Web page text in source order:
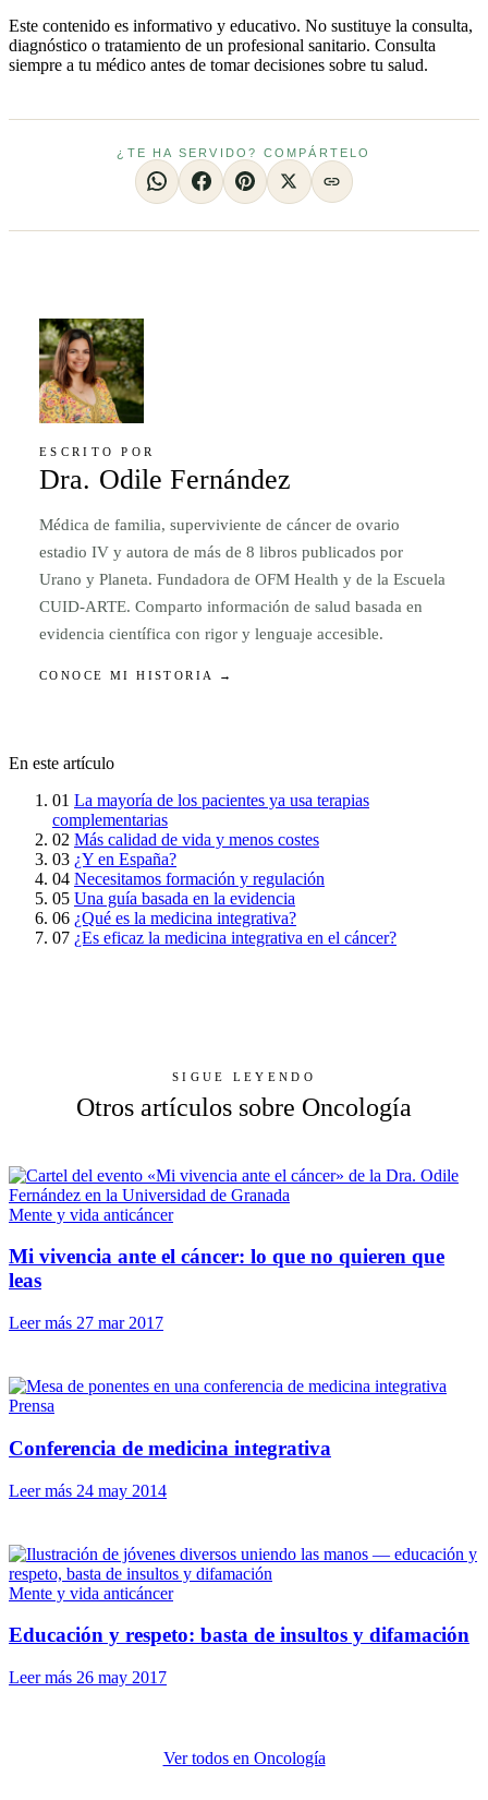
Este contenido es informativo y educativo. No sustituye la consulta,
diagnóstico o tratamiento de un profesional sanitario. Consulta
siempre a tu médico antes de tomar decisiones sobre tu salud.
¿TE HA SERVIDO? COMPÁRTELO
ESCRITO POR
Dra. Odile Fernández
Médica de familia, superviviente de cáncer de ovario
estadio IV y autora de más de 8 libros publicados por
Urano y Planeta. Fundadora de OFM Health y de la Escuela
CUID-ARTE. Comparto información de salud basada en
evidencia científica con rigor y lenguaje accesible.
CONOCE MI HISTORIA →
En este artículo
01 La mayoría de los pacientes ya usa terapias
complementarias
02 Más calidad de vida y menos costes
03 ¿Y en España?
04 Necesitamos formación y regulación
05 Una guía basada en la evidencia
06 ¿Qué es la medicina integrativa?
07 ¿Es eficaz la medicina integrativa en el cáncer?
SIGUE LEYENDO
Otros artículos sobre Oncología
Mente y vida anticáncer
Mi vivencia ante el cáncer: lo que no quieren que
leas
Leer más 27 mar 2017
Prensa
Conferencia de medicina integrativa
Leer más 24 may 2014
Mente y vida anticáncer
Educación y respeto: basta de insultos y difamación
Leer más 26 may 2017
Ver todos en Oncología